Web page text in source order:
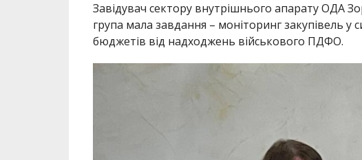
Завідувач сектору внутрішнього апарату ОДА
група мала завдання – моніторинг закупівель у
бюджетів від надходжень військового ПДФО.